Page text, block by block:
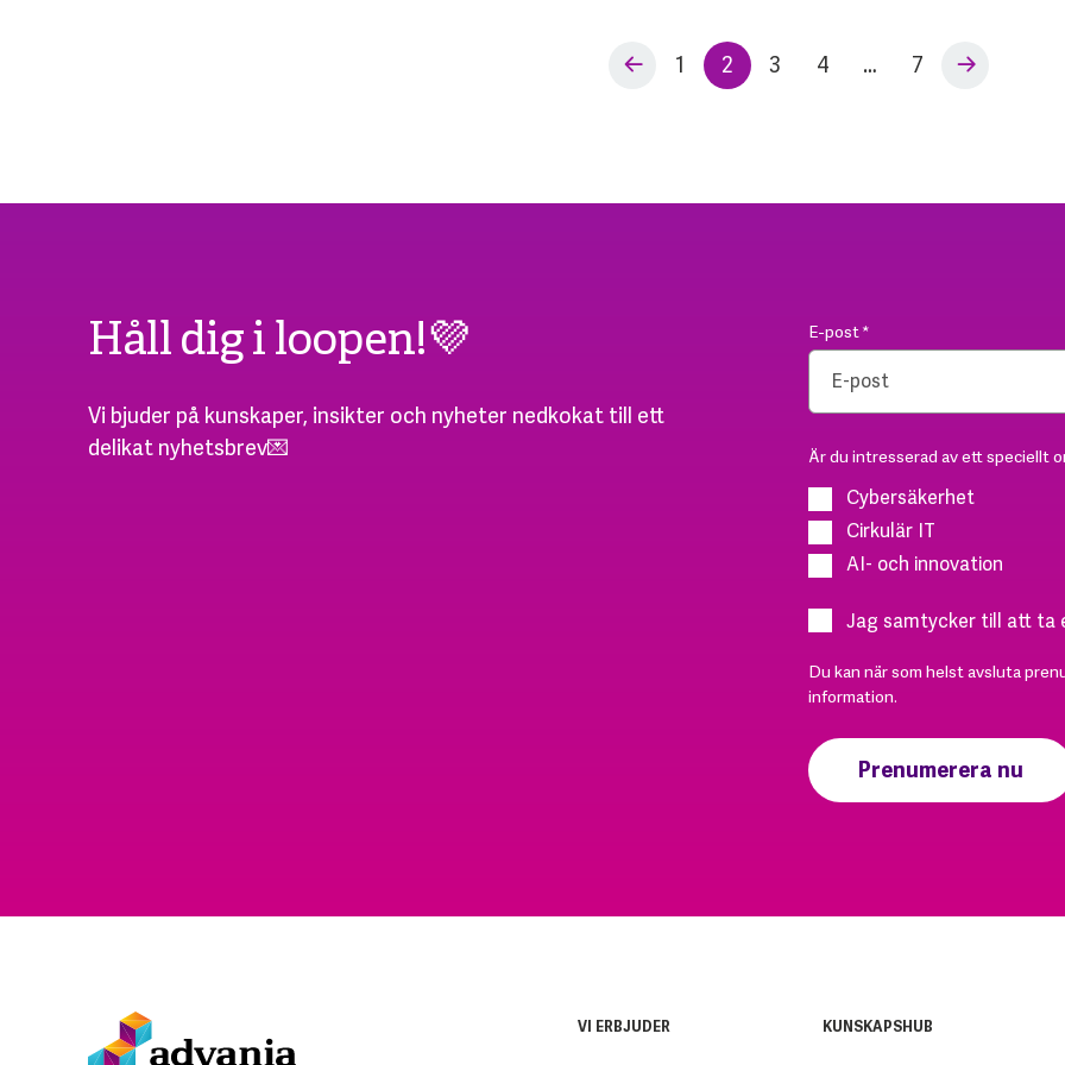
1 2 3 4 … 7
Håll dig i loopen!💜
Vi bjuder på kunskaper, insikter och nyheter nedkokat till ett
delikat nyhetsbrev💌
E-post*
Är du intresserad av ett speciellt
Cybersäkerhet
Cirkulär IT
AI- och innovation
Jag samtycker till att ta
Du kan när som helst avsluta
information.
VI ERBJUDER KUNSKAPSHUB